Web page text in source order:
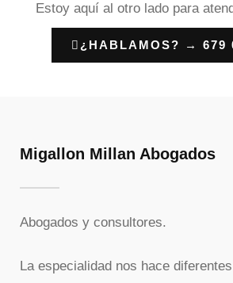
Estoy aquí al otro lado para
¿HABLAMOS? → 679
Migallon Millan Abogados
Abogados y consultores.
La especialidad nos hace